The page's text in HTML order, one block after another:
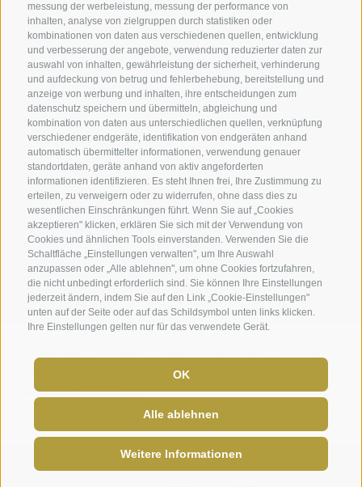
messung der werbeleistung, messung der performance von
inhalten, analyse von zielgruppen durch statistiken oder
kombinationen von daten aus verschiedenen quellen, entwicklung
und verbesserung der angebote, verwendung reduzierter daten zur
auswahl von inhalten, gewährleistung der sicherheit, verhinderung
und aufdeckung von betrug und fehlerbehebung, bereitstellung und
anzeige von werbung und inhalten, ihre entscheidungen zum
datenschutz speichern und übermitteln, abgleichung und
kombination von daten aus unterschiedlichen quellen, verknüpfung
verschiedener endgeräte, identifikation von endgeräten anhand
automatisch übermittelter informationen, verwendung genauer
standortdaten, geräte anhand von aktiv angeforderten
informationen identifizieren. Es steht Ihnen frei, Ihre Zustimmung zu
erteilen, zu verweigern oder zu widerrufen, ohne dass dies zu
wesentlichen Einschränkungen führt. Wenn Sie auf „Cookies
akzeptieren" klicken, erklären Sie sich mit der Verwendung von
Cookies und ähnlichen Tools einverstanden. Verwenden Sie die
Schaltfläche „Einstellungen verwalten", um Ihre Auswahl
anzupassen oder „Alle ablehnen", um ohne Cookies fortzufahren,
die nicht unbedingt erforderlich sind. Sie können Ihre Einstellungen
jederzeit ändern, indem Sie auf den Link „Cookie-Einstellungen"
unten auf der Seite oder auf das Schildsymbol unten links klicken.
Ihre Einstellungen gelten nur für das verwendete Gerät.
OK
Alle ablehnen
Weitere Informationen
ÖFFNUNGSZEITEN
Montag bis Donnerstag
08.00-12.30 / 13.30-16.30
Freitag
08.00.-13.30 Uhr
created with passion by